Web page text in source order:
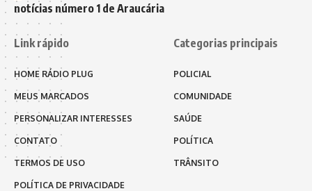
notícias número 1 de Araucária
Link rápido
HOME RÁDIO PLUG
MEUS MARCADOS
PERSONALIZAR INTERESSES
CONTATO
TERMOS DE USO
POLÍTICA DE PRIVACIDADE
Categorias principais
POLICIAL
COMUNIDADE
SAÚDE
POLÍTICA
TRÂNSITO